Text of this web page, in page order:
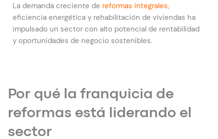
La demanda creciente de reformas integrales,
eficiencia energética y rehabilitación de viviendas ha
impulsado un sector con alto potencial de rentabilidad
y oportunidades de negocio sostenibles.
Por qué la franquicia de
reformas está liderando el
sector